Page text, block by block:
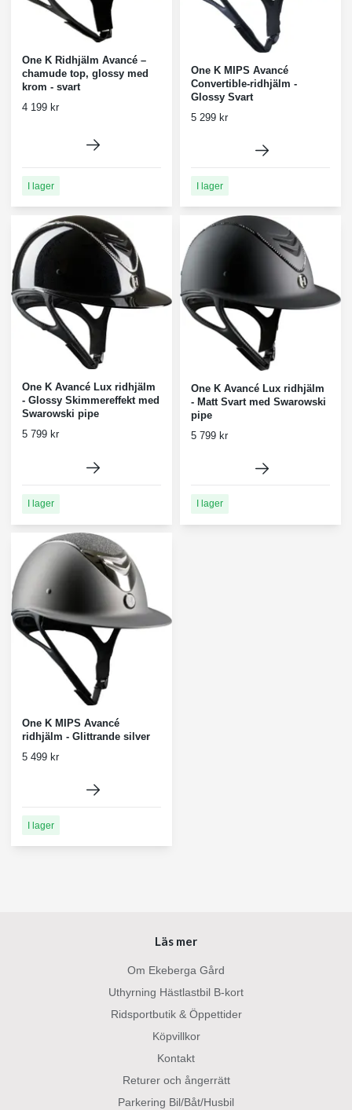
One K Ridhjälm Avancé –
chamude top, glossy med
krom - svart
4 199 kr
I lager
One K MIPS Avancé
Convertible-ridhjälm -
Glossy Svart
5 299 kr
I lager
One K Avancé Lux ridhjälm
- Glossy Skimmereffekt med
Swarowski pipe
5 799 kr
I lager
One K Avancé Lux ridhjälm
- Matt Svart med Swarowski
pipe
5 799 kr
I lager
One K MIPS Avancé
ridhjälm - Glittrande silver
5 499 kr
I lager
Läs mer
Om Ekeberga Gård
Uthyrning Hästlastbil B-kort
Ridsportbutik & Öppettider
Köpvillkor
Kontakt
Returer och ångerrätt
Parkering Bil/Båt/Husbil